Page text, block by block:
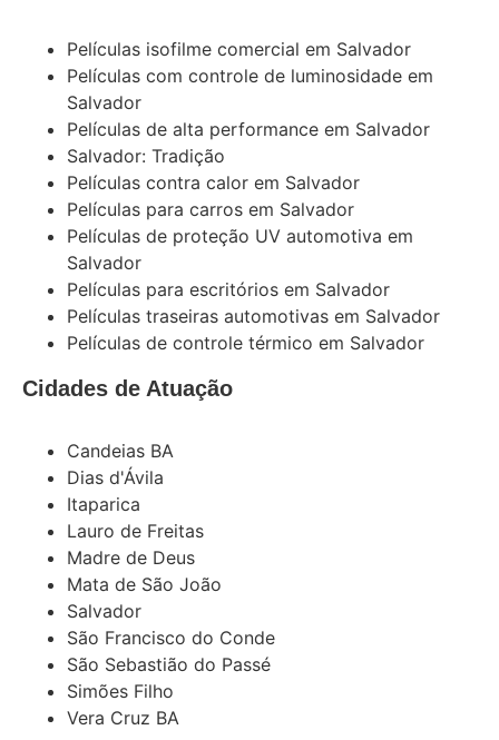
Películas isofilme comercial em Salvador
Películas com controle de luminosidade em
Salvador
Películas de alta performance em Salvador
Salvador: Tradição
Películas contra calor em Salvador
Películas para carros em Salvador
Películas de proteção UV automotiva em
Salvador
Películas para escritórios em Salvador
Películas traseiras automotivas em Salvador
Películas de controle térmico em Salvador
Cidades de Atuação
Candeias BA
Dias d'Ávila
Itaparica
Lauro de Freitas
Madre de Deus
Mata de São João
Salvador
São Francisco do Conde
São Sebastião do Passé
Simões Filho
Vera Cruz BA